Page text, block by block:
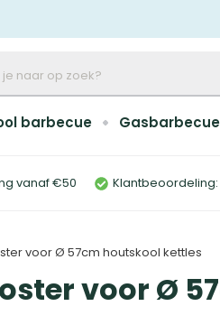
barbecue Gasbarbecue
vanaf €50 Klantbeoordeling:
voor Ø 57cm houtskool kettles
voor Ø